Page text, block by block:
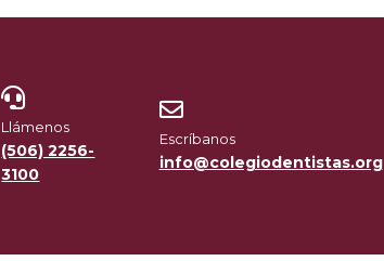
Llámenos
(506) 2256-
3100
Escríbanos
info@colegiodentistas.org